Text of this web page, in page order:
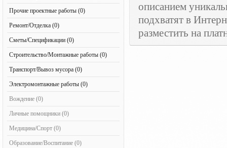
Прочие проектные работы (0)
Ремонт/Отделка (0)
Сметы/Спецификации (0)
Строительство/Монтажные работы (0)
Транспорт/Вывоз мусора (0)
Электромонтажные работы (0)
Вождение (0)
Личные помощники (0)
Медицина/Спорт (0)
Образование/Воспитание (0)
описанием
подхватят в
разместить на